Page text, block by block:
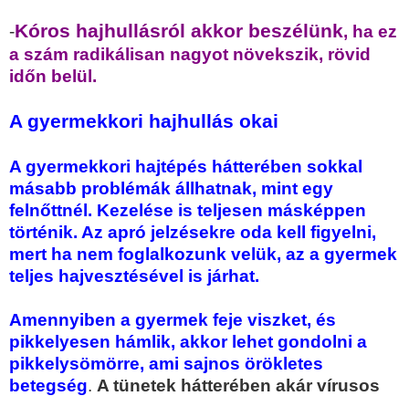
-Kóros hajhullásról akkor beszélünk, ha ez
a szám radikálisan nagyot növekszik, rövid
időn belül.
A gyermekkori hajhullás okai
A gyermekkori hajtépés hátterében sokkal
másabb problémák állhatnak, mint egy
felnőttnél. Kezelése is teljesen másképpen
történik. Az apró jelzésekre oda kell figyelni,
mert ha nem foglalkozunk velük, az a gyermek
teljes hajvesztésével is járhat.
Amennyiben a gyermek feje viszket, és
pikkelyesen hámlik, akkor lehet gondolni a
pikkelysömörre, ami sajnos örökletes
betegség. A tünetek hátterében akár vírusos